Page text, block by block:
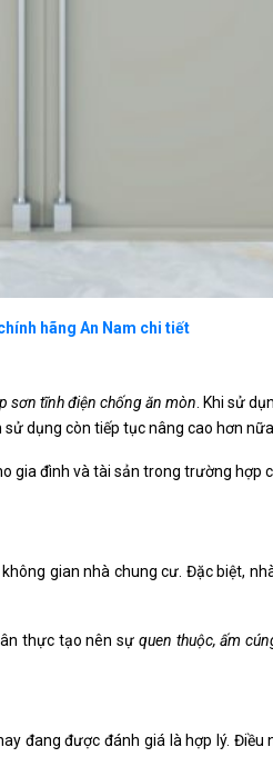
hãng An Nam chi tiết
sơn tĩnh điện chống ăn mòn. Khi sử
dụng còn tiếp tục nâng cao hơn
gia đình và tài sản trong trường hợp
gian nhà chung cư. Đặc biệt,
thực tạo nên sự quen thuộc, ấm
đang được đánh giá là hợp lý. Điều